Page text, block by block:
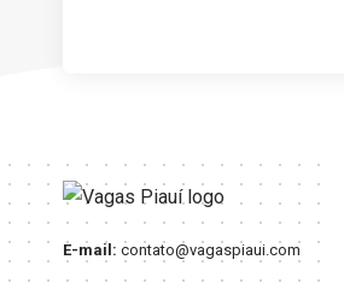
E-mail: contato@vagaspiaui.com